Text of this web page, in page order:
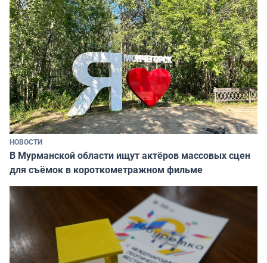
НОВОСТИ
В Мурманской области ищут актёров массовых сцен
для съёмок в короткометражном фильме